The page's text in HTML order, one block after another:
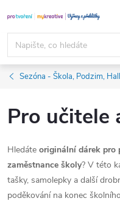
na
obsah
Sezóna - Škola, Podzim,
Pro učitele
Hledáte originální dárek pro
zaměstnance školy? V této
tašky, samolepky a další
poděkování na konec